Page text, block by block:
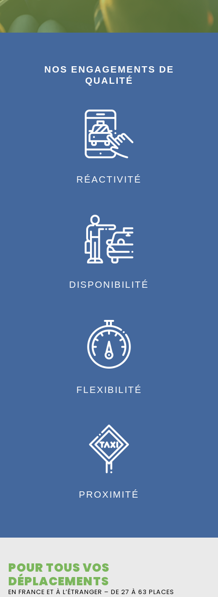
NOS ENGAGEMENTS DE
QUALITÉ
RÉACTIVITÉ
DISPONIBILITÉ
FLEXIBILITÉ
PROXIMITÉ
POUR TOUS VOS
DÉPLACEMENTS
EN FRANCE ET À L’ÉTRANGER – DE 27 À 63 PLACES